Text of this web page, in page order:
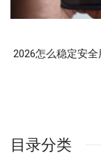
2026怎么稳定安
目录分类